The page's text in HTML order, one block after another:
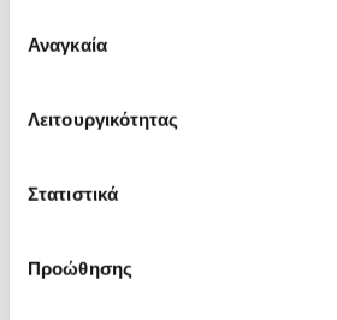
συγκατάθεσης
Αναγκαία
Λειτουργικότητας
Στατιστικά
Προώθησης
Προδιαγραφές
Χαρακτηριστικά
Αξιολογήσεις